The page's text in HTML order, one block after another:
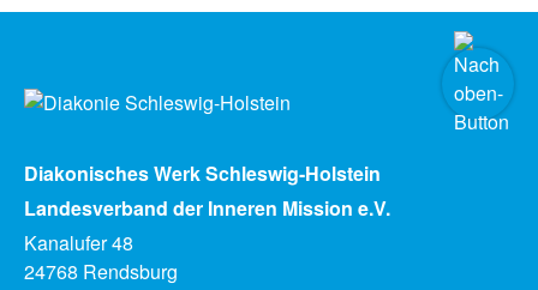
Diakonisches Werk Schleswig-Holstein
Landesverband der Inneren Mission e.V.
Kanalufer 48
24768 Rendsburg